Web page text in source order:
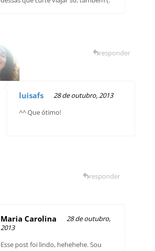
luisafs
28 de outubro, 2013
^^ Que ótimo!
responder
Maria Carolina
28 de outubro,
2013
Esse post foi lindo, hehehehe. Sou
responder